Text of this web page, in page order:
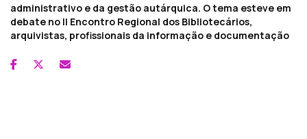
administrativo e da gestão autárquica. O tema esteve em
debate no II Encontro Regional dos Bibliotecários,
arquivistas, profissionais da informação e documentação